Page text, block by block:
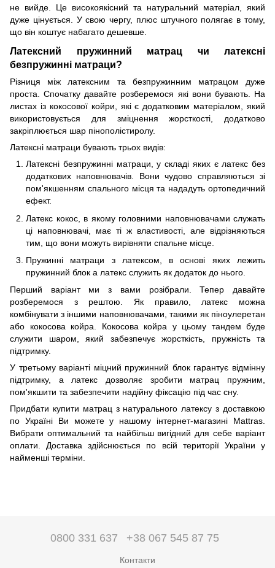
не вийде. Це високоякісний та натуральний матеріал, який
дуже цінується. У свою чергу, плюс штучного полягає в тому,
що він коштує набагато дешевше.
Латексний пружинний матрац чи латексні
безпружинні матраци?
Різниця між латексним та безпружинним матрацом дуже
проста. Спочатку давайте розберемося які вони бувають. На
листах із кокосової койри, які є додатковим матеріалом, який
використовується для зміцнення жорсткості, додатково
закріплюється шар пінополістиролу.
Латексні матраци бувають трьох видів:
Латексні безпружинні матраци, у складі яких є латекс без
додаткових наповнювачів. Вони чудово справляються зі
пом'якшенням спального місця та нададуть ортопедичний
ефект.
Латекс кокос, в якому головними наповнювачами служать
ці наповнювачі, має ті ж властивості, але відрізняються
тим, що вони можуть вирівняти спальне місце.
Пружинні матраци з латексом, в основі яких лежить
пружинний блок а латекс служить як додаток до нього.
Перший варіант ми з вами розібрали. Тепер давайте
розберемося з рештою. Як правило, латекс можна
комбінувати з іншими наповнювачами, такими як піноулеретан
або кокосова койра. Кокосова койра у цьому тандем буде
служити шаром, який забезпечує жорсткість, пружність та
підтримку.
У третьому варіанті міцний пружинний блок гарантує відмінну
підтримку, а латекс дозволяє зробити матрац пружним,
пом'якшити та забезпечити надійну фіксацію під час сну.
Придбати купити матрац з натурального латексу з доставкою
по Україні Ви можете у нашому інтернет-магазині Mattras.
Вибрати оптимальний та найбільш вигідний для себе варіант
оплати. Доставка здійснюється по всій території України у
найменші терміни.
0800 331 637 +38 067 545 87 75
Контакти